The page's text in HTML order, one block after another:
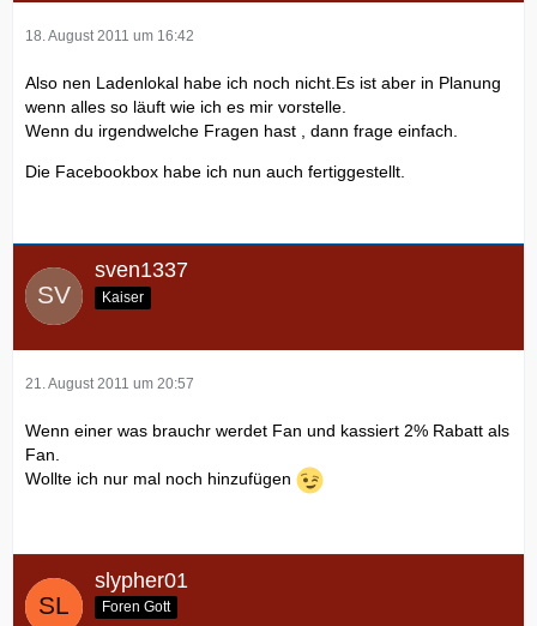
18. August 2011 um 16:42
Also nen Ladenlokal habe ich noch nicht.Es ist aber in Planung
wenn alles so läuft wie ich es mir vorstelle.
Wenn du irgendwelche Fragen hast , dann frage einfach.
Die Facebookbox habe ich nun auch fertiggestellt.
sven1337
Kaiser
21. August 2011 um 20:57
Wenn einer was brauchr werdet Fan und kassiert 2% Rabatt als
Fan.
Wollte ich nur mal noch hinzufügen
slypher01
Foren Gott